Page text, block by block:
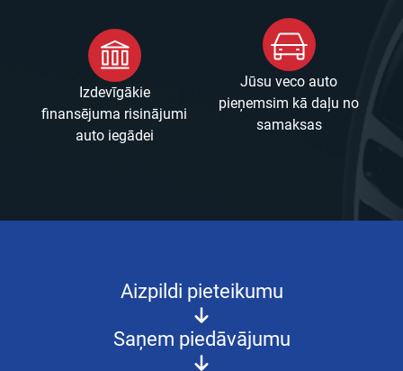
Jūsu veco auto
pieņemsim kā daļu no
samaksas
Izdevīgākie
finansējuma risinājumi
auto iegādei
Aizpildi pieteikumu
Saņem piedāvājumu